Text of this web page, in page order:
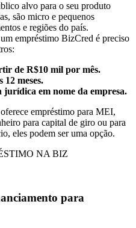
alvo para o seu produto
são micro e pequenos
e regiões do país.
empréstimo BizCred é preciso
de R$10 mil por mês.
12 meses.
jurídica em nome da empresa.
empréstimo para MEI,
para capital de giro ou para
eles podem ser uma opção.
NA BIZ
para